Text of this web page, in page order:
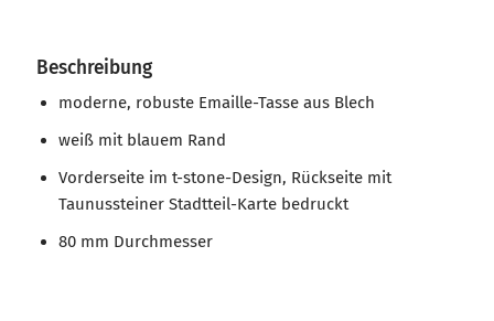
Beschreibung
moderne, robuste Emaille-Tasse aus Blech
weiß mit blauem Rand
Vorderseite im t-stone-Design, Rückseite mit
Taunussteiner Stadtteil-Karte bedruckt
80 mm Durchmesser